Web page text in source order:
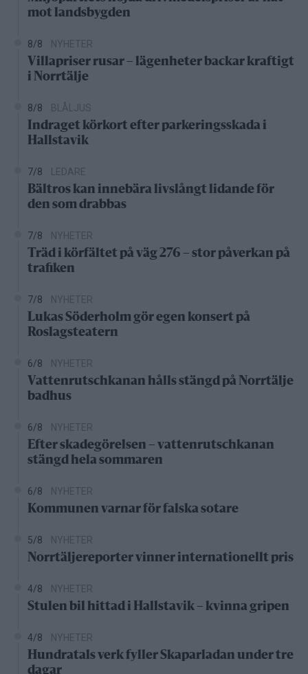
mot landsbygden
8/8 NYHETER
Villapriser rusar – lägenheter backar kraftigt
i Norrtälje
8/8 BLÅLJUS
Indraget körkort efter parkeringsskada i
Hallstavik
7/8 LEDARE
Bältros kan innebära livslångt lidande för
den som drabbas
7/8 NYHETER
Träd i körfältet på väg 276 – stor påverkan på
trafiken
7/8 NYHETER
Lukas Söderholm gör egen konsert på
Roslagsteatern
6/8 NYHETER
Vattenrutschkanan hålls stängd på Norrtälje
badhus
6/8 NYHETER
Efter skadegörelsen – vattenrutschkanan
stängd hela sommaren
6/8 NYHETER
Kommunen varnar för falska sotare
5/8 NYHETER
Norrtäljereporter vinner internationellt pris
4/8 NYHETER
Stulen bil hittad i Hallstavik – kvinna gripen
4/8 NYHETER
Hundratals verk fyller Skaparladan under tre
dagar